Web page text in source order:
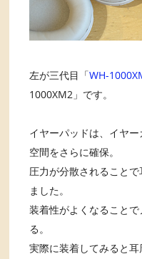
左が三代目「WH-
1000XM2」です。
イヤーパッドは、イヤ
空間をさらに確保。
圧力が分散されること
ました。
装着性がよくなること
る。
実際に装着してみると